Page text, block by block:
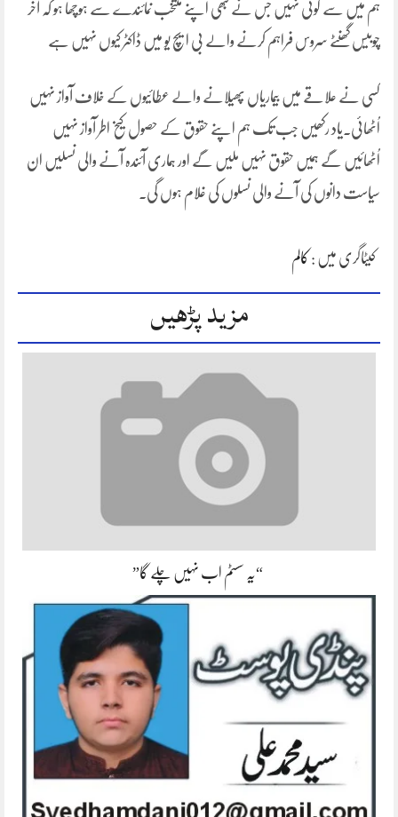
ہم میں سے کوئی نہیں جس نے کبھی اپنے منتخب نمائندے سے ہوچھا ہو کہ آخر
چوبیس گھنٹے سروس فراہم کرنے والے بی ایچ یو میں ڈاکٹر کیوں نہیں ہے
کسی نے علاقے میں بیماریاں پھیلانے والے عطائیوں کے خلاف آواز نہیں
اُٹھائی.یاد رکھیں جب تک ہم اپنے حقوق کے حصول کیخ اطر آواز نہیں
اُٹھائیں گے ہمیں حقوق نہیں ملیں گے اور ہماری آئندہ آنے والی نسلیں ان
سیاست دانوں کی آنے والی نسلوں کی غلام ہوں گی۔
کیٹاگری میں : کالم
مزید پڑھیں
“یہ سسٹم اب نہیں چلے گا”